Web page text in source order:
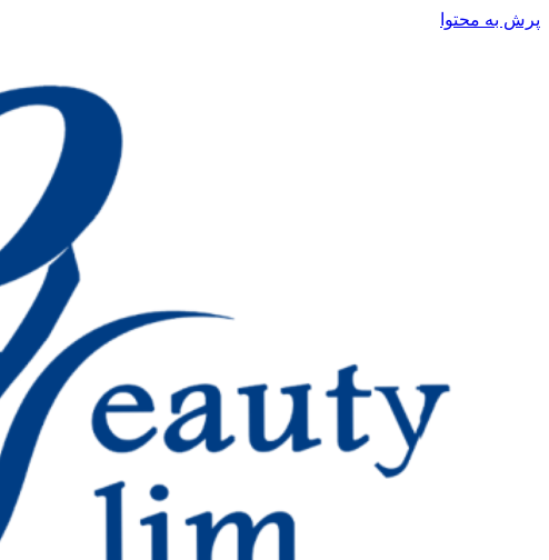
پرش به محتوا